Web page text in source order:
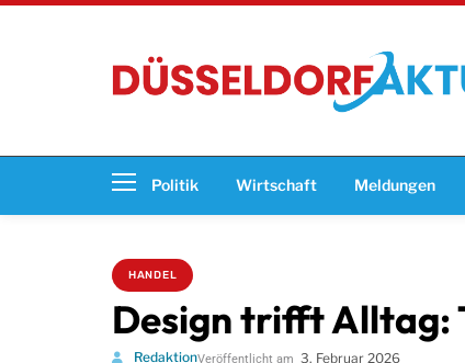
Politik Wirtschaft Meldungen
HANDEL
Design trifft Alltag:
RedaktionVeröffentlicht am 3. Februar 2026